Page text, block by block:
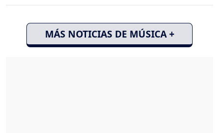
MÁS NOTICIAS DE MÚSICA +